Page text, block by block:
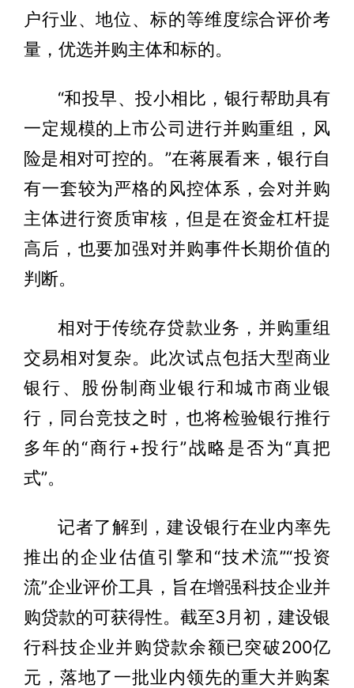
户行业、地位、标的等维度综合评价考
量，优选并购主体和标的。
“和投早、投小相比，银行帮助具有
一定规模的上市公司进行并购重组，风
险是相对可控的。”在蒋展看来，银行自
有一套较为严格的风控体系，会对并购
主体进行资质审核，但是在资金杠杆提
高后，也要加强对并购事件长期价值的
判断。
相对于传统存贷款业务，并购重组
交易相对复杂。此次试点包括大型商业
银行、股份制商业银行和城市商业银
行，同台竞技之时，也将检验银行推行
多年的“商行+投行”战略是否为“真把
式”。
记者了解到，建设银行在业内率先
推出的企业估值引擎和“技术流”“投资
流”企业评价工具，旨在增强科技企业并
购贷款的可获得性。截至3月初，建设银
行科技企业并购贷款余额已突破200亿
元，落地了一批业内领先的重大并购案